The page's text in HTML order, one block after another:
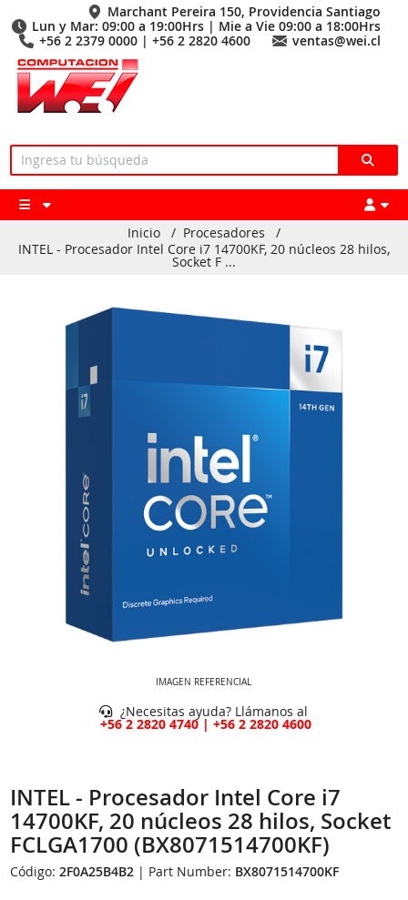
Marchant Pereira 150, Providencia Santiago
Lun y Mar: 09:00 a 19:00Hrs | Mie a Vie 09:00 a 18:00Hrs
+56 2 2379 0000 | +56 2 2820 4600
ventas@wei.cl
Inicio / Procesadores
/
INTEL - Procesador Intel Core i7 14700KF, 20 núcleos 28 hilos,
Socket F ...
IMAGEN REFERENCIAL
¿Necesitas ayuda? Llámanos al
+56 2 2820 4740 | +56 2 2820 4600
INTEL - Procesador Intel Core i7
14700KF, 20 núcleos 28 hilos, Socket
FCLGA1700 (BX8071514700KF)
Código:2F0A25B4B2 | Part Number: BX8071514700KF